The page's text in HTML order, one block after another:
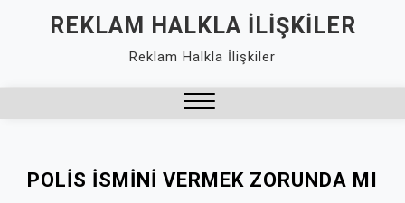
REKLAM HALKLA İLIŞKILER
Reklam Halkla İlişkiler
POLIS ISMINI VERMEK ZORUNDA MI